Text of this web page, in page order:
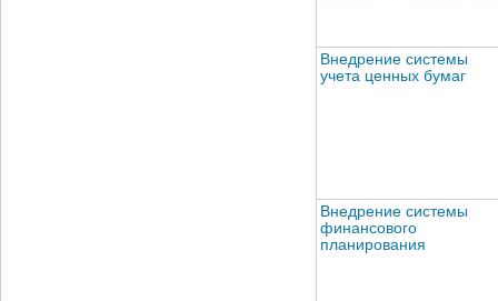
Внедрение системы
учета ценных бумаг
Внедрение системы
финансового
планирования